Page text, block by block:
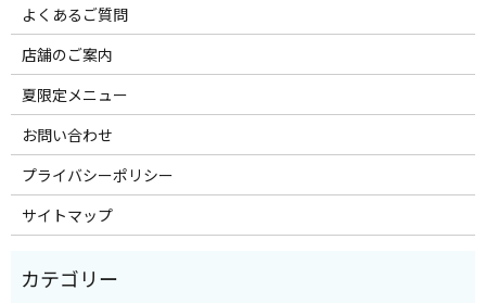
よくあるご質問
店舗のご案内
夏限定メニュー
お問い合わせ
プライバシーポリシー
サイトマップ